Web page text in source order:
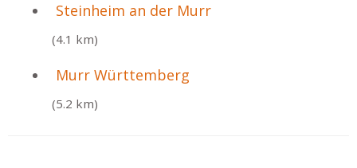
Steinheim an der Murr
(4.1 km)
Murr Württemberg
(5.2 km)